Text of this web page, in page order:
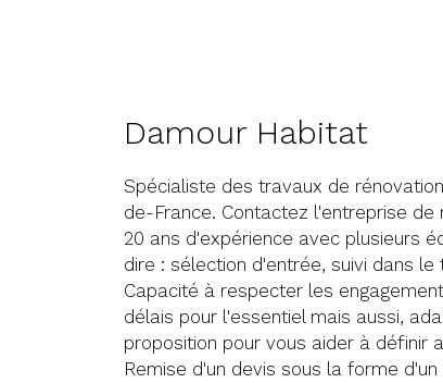
Damour Habitat
Spécialiste des travaux de
de-France. Contactez l'entreprise de
20 ans d'expérience avec plusieurs
dire : sélection d'entrée, suivi dans
Capacité à respecter les
délais pour l'essentiel mais aussi,
proposition pour vous aider à définir
Remise d'un devis sous la forme